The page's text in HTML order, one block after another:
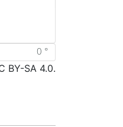
BY-SA 4.0.